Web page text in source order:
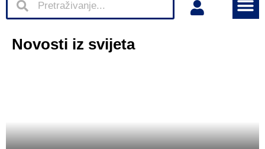
Novosti iz svijeta